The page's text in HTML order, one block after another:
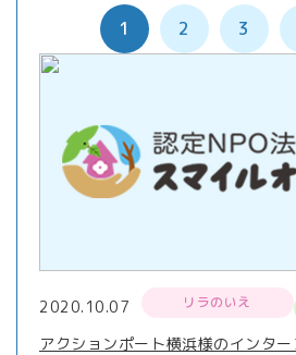
1 2 3
2020.10.07 リラのいえ
アクションポート横浜様のインタ